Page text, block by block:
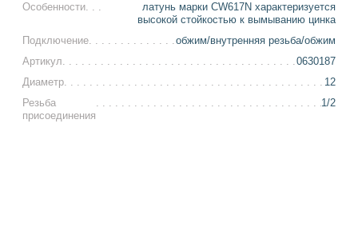
Особенности
латунь марки CW617N характеризуется
высокой стойкостью к вымыванию цинка
Подключение
обжим/внутренняя резьба/обжим
Артикул
0630187
Диаметр
12
Резьба
присоединения
1/2